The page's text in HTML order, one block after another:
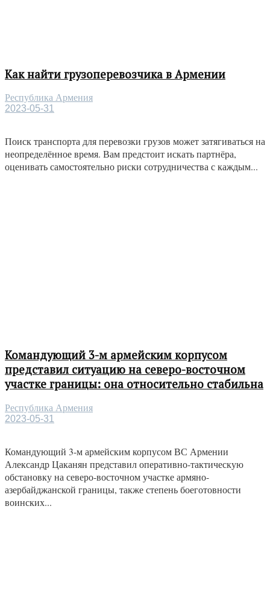
Как найти грузоперевозчика в Армении
Республика Армения
2023-05-31
Поиск транспорта для перевозки грузов может затягиваться на
неопределённое время. Вам предстоит искать партнёра,
оценивать самостоятельно риски сотрудничества с каждым...
Командующий 3-м армейским корпусом
представил ситуацию на северо-восточном
участке границы: она относительно стабильна
Республика Армения
2023-05-31
Командующий 3-м армейским корпусом ВС Армении
Александр Цаканян представил оперативно-тактическую
обстановку на северо-восточном участке армяно-
азербайджанской границы, также степень боеготовности
воинских...